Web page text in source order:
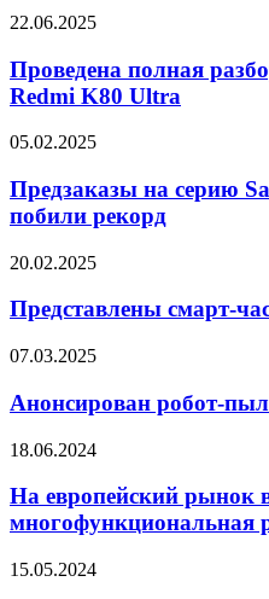
NVMe
чипом
Dimensity
6020
Проведена
разборка
будущего
флагмана
K80
22.06.2025
Проведена полная
Redmi K80 Ultra
Предзаказы
серию
Samsung
Galaxy
побили
05.02.2025
Предзаказы на серию
побили рекорд
Представлены
часы
Oppo
Watch
20.02.2025
Представлены смарт-
Анонсирован
пылесос
Roborock
P20
Ultra
07.03.2025
Анонсирован робот-
На
рынок
многофункциональная
Xiaomi
18.06.2024
На европейский рынок
многофункциональная
Официально
15.05.2024